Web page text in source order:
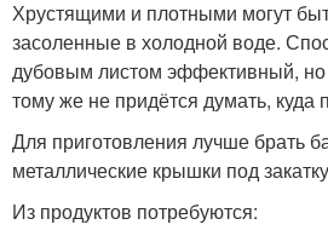
Хрустящими и плотными могут
засоленные в холодной воде.
дубовым листом эффективный,
тому же не придётся думать, куда
Для приготовления лучше брать
металлические крышки под
Из продуктов потребуются: